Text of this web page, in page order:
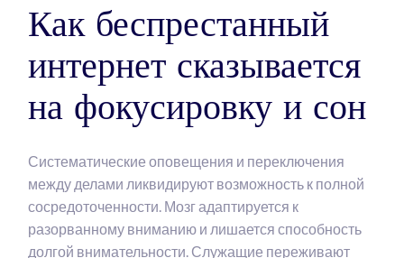
Как беспрестанный
интернет сказывается
на фокусировку и сон
Систематические оповещения и переключения
между делами ликвидируют возможность к полной
сосредоточенности. Мозг адаптируется к
разорванному вниманию и лишается способность
долгой внимательности. Служащие переживают